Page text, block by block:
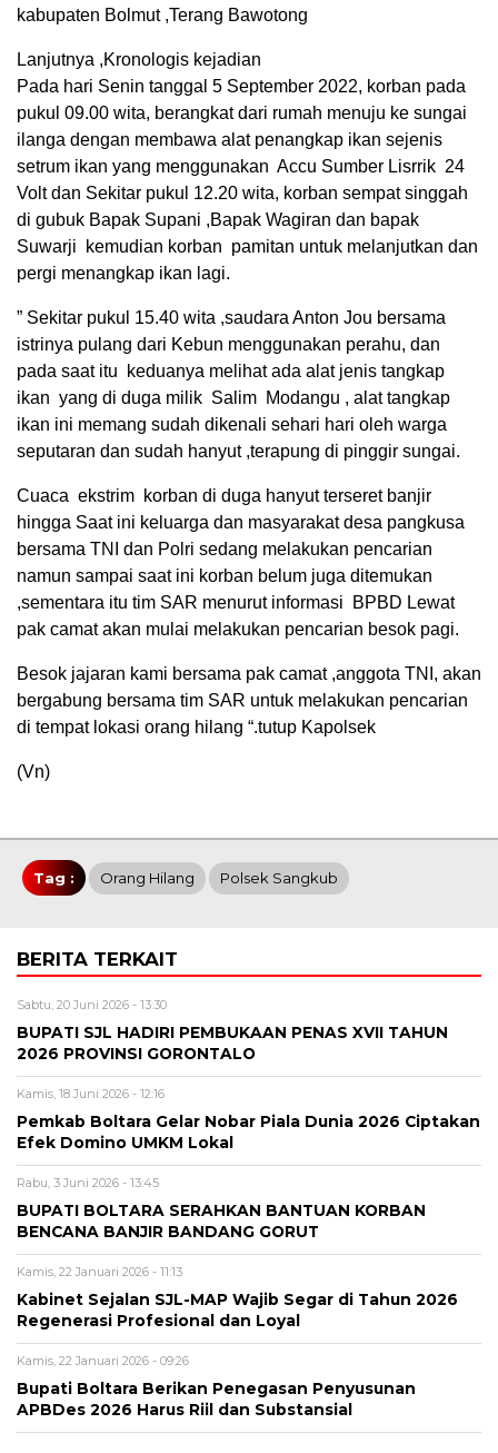
kabupaten Bolmut ,Terang Bawotong
Lanjutnya ,Kronologis kejadian
Pada hari Senin tanggal 5 September 2022, korban pada
pukul 09.00 wita, berangkat dari rumah menuju ke sungai
ilanga dengan membawa alat penangkap ikan sejenis
setrum ikan yang menggunakan Accu Sumber Lisrrik 24
Volt dan Sekitar pukul 12.20 wita, korban sempat singgah
di gubuk Bapak Supani ,Bapak Wagiran dan bapak
Suwarji kemudian korban pamitan untuk melanjutkan dan
pergi menangkap ikan lagi.
” Sekitar pukul 15.40 wita ,saudara Anton Jou bersama
istrinya pulang dari Kebun menggunakan perahu, dan
pada saat itu keduanya melihat ada alat jenis tangkap
ikan yang di duga milik Salim Modangu , alat tangkap
ikan ini memang sudah dikenali sehari hari oleh warga
seputaran dan sudah hanyut ,terapung di pinggir sungai.
Cuaca ekstrim korban di duga hanyut terseret banjir
hingga Saat ini keluarga dan masyarakat desa pangkusa
bersama TNI dan Polri sedang melakukan pencarian
namun sampai saat ini korban belum juga ditemukan
,sementara itu tim SAR menurut informasi BPBD Lewat
pak camat akan mulai melakukan pencarian besok pagi.
Besok jajaran kami bersama pak camat ,anggota TNI, akan
bergabung bersama tim SAR untuk melakukan pencarian
di tempat lokasi orang hilang “.tutup Kapolsek
(Vn)
Tag : Orang Hilang Polsek Sangkub
BERITA TERKAIT
Sabtu, 20 Juni 2026 - 13:30
BUPATI SJL HADIRI PEMBUKAAN PENAS XVII TAHUN
2026 PROVINSI GORONTALO
Kamis, 18 Juni 2026 - 12:16
‎Pemkab Boltara Gelar Nobar Piala Dunia 2026 Ciptakan
Efek Domino UMKM Lokal
Rabu, 3 Juni 2026 - 13:45
BUPATI BOLTARA SERAHKAN BANTUAN KORBAN
BENCANA BANJIR BANDANG GORUT
Kamis, 22 Januari 2026 - 11:13
Kabinet Sejalan SJL-MAP Wajib Segar di Tahun 2026
Regenerasi Profesional dan Loyal
Kamis, 22 Januari 2026 - 09:26
Bupati Boltara Berikan Penegasan Penyusunan
APBDes 2026 Harus Riil dan Substansial